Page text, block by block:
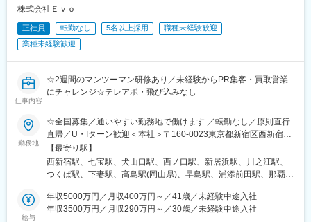
守谷駅、ゆめみ野駅、北春日部駅、上星川駅、善行駅、三崎口
駅、内宿駅、柏の葉キャンパス駅、岩瀬駅、古河駅、鶴瀬駅、東
武動物公園駅、上板橋駅、本厚木駅、亀戸水神駅、東千葉駅、高
田駅(神奈川県)、向ケ丘遊園駅、北山田駅(神奈川県)、西武柳沢
駅、川和町駅、雀宮駅、岡本駅(栃木県)、木更津駅、北松戸駅、武
里駅、栗橋駅、樅山駅、湯河原駅、松戸駅、東富岡駅、新鹿沼
駅、楡木駅、原木中山駅、東林間駅、東武宇都宮駅、秩父駅、小
駅、新守谷駅、流山おおたかの森駅、南柏駅、明大前駅、塚原
駅、瀬谷駅、北茅ケ崎駅、千葉ニュータウン中央駅、柏駅、西小
泉駅、公津の杜駅、八街駅、茂原駅、牛浜駅、藤沢駅、雑色駅、
西立川駅、北八王子駅、三鷹駅、曳舟駅、西葛西駅、逗子駅、宮
崎台駅、並木北駅、古淵駅、矢板駅、北真岡駅、伊勢原駅、淵野
港駅(大阪モノレール)、狛江駅、芳賀台駅、学園前駅(奈良県)、上
保原駅、肥後橋駅、下板橋駅、登戸駅、東伏見駅、下総中山駅、
株式会社Ｅｖｏ
正社員 転勤なし 5名以上採用
職種未経験歓迎
業種未経験歓迎
仕事内容
☆2週間のマンツーマン研修あり／未経験からPR集客・買取営業
にチャレンジ☆テレアポ・飛び込みなし
勤務地
☆全国募集／通いやすい勤務地で働けます ／転勤なし／原則直行
直帰／U・Iターン歓迎＜本社＞〒160-0023東京都新宿区西新宿五
丁目1番1号 住友不動産新宿ファーストタワー3階※転居を伴う転
勤はありません。■その他勤務地・都内23区、関東のプロジェク
ト先やご希望の全国
【最寄り駅】
西新宿駅、七宝駅、犬山口駅、西ノ口駅、新居浜駅、川之江駅、
つくば駅、下妻駅、高島駅(岡山県)、早島駅、浦添前田駅、那覇空
くりこま高原駅、長町一丁目駅、宇治駅(奈良線)、久津川駅、山城
青谷駅、天ケ瀬駅、有佐駅、吉井駅(群馬県)、前橋大島駅、広駅、
給与
年収5000万円／月収400万円～／41歳／未経験中途入社
年収3500万円／月収290万円～／30歳／未経験中途入社